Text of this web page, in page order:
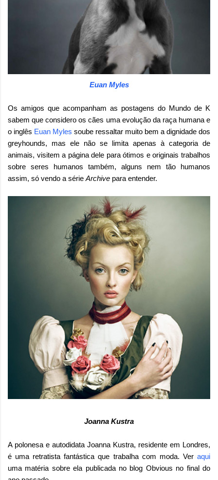
Euan Myles
Os amigos que acompanham as postagens do Mundo de K
sabem que considero os cães uma evolução da raça humana e
o inglês Euan Myles soube ressaltar muito bem a dignidade dos
greyhounds, mas ele não se limita apenas à categoria de
animais, visitem a página dele para ótimos e originais trabalhos
sobre seres humanos também, alguns nem tão humanos
assim, só vendo a série Archive para entender.
Joanna Kustra
A polonesa e autodidata Joanna Kustra, residente em Londres,
é uma retratista fantástica que trabalha com moda. Ver aqui
uma matéria sobre ela publicada no blog Obvious no final do